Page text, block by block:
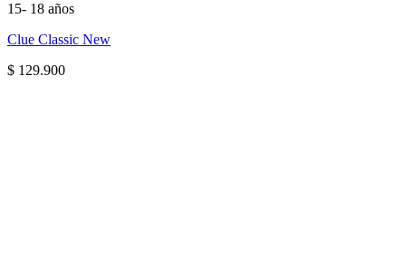
15- 18 años
Clue Classic New
$ 129.900